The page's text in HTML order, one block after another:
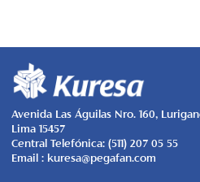
Avenida Las Águilas Nro. 160,
Lima 15457
Central Telefónica: (511) 207 05 55
Email : kuresa@pegafan.com